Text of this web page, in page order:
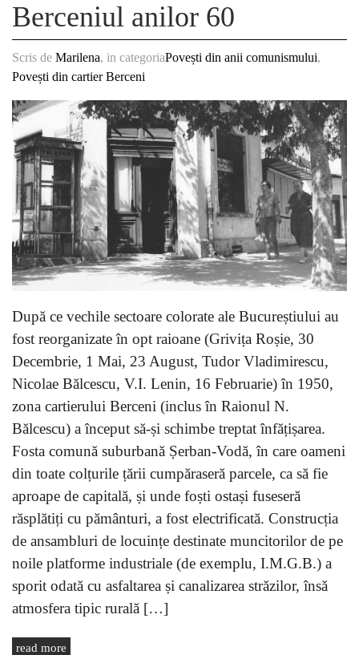
Berceniul anilor 60
Scris de Marilena, in categoriaPovești din anii comunismului,
Povești din cartier Berceni
După ce vechile sectoare colorate ale Bucureștiului au
fost reorganizate în opt raioane (Grivița Roșie, 30
Decembrie, 1 Mai, 23 August, Tudor Vladimirescu,
Nicolae Bălcescu, V.I. Lenin, 16 Februarie) în 1950,
zona cartierului Berceni (inclus în Raionul N.
Bălcescu) a început să-și schimbe treptat înfățișarea.
Fosta comună suburbană Șerban-Vodă, în care oameni
din toate colțurile țării cumpăraseră parcele, ca să fie
aproape de capitală, și unde foști ostași fuseseră
răsplătiți cu pământuri, a fost electrificată. Construcția
de ansambluri de locuințe destinate muncitorilor de pe
noile platforme industriale (de exemplu, I.M.G.B.) a
sporit odată cu asfaltarea și canalizarea străzilor, însă
atmosfera tipic rurală […]
read more